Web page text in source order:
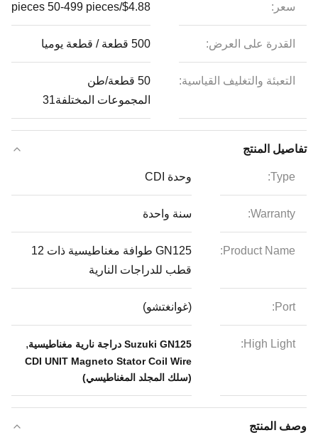
سعر: $4.88/pieces 50-499 pieces
القدرة على العرض: 500 قطعة / قطعة يوميا
التعبئة والتغليف القياسية:
50 قطعة/طن
المجموعات المختلفة31
تفاصيل المنتج
Type: وحدة CDI
Warranty: سنة واحدة
Product Name:
GN125 طوافة مغناطيسية ذات 12
قطب للدراجات النارية
Port: (غوانغتشو)
High Light: Suzuki GN125 دراجة نارية مغناطيسية ,
CDI UNIT Magneto Stator Coil Wire
(سلك المجلد المغناطيسي)
وصف المنتج